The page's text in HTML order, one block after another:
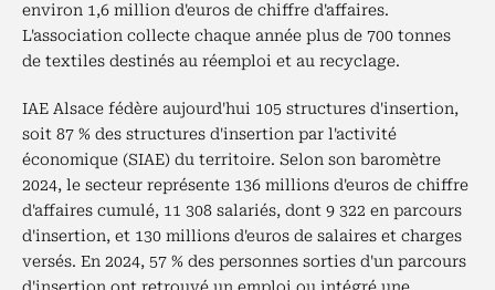
environ 1,6 million d'euros de chiffre d'affaires.
L'association collecte chaque année plus de 700 tonnes
de textiles destinés au réemploi et au recyclage.
IAE Alsace fédère aujourd'hui 105 structures d'insertion,
soit 87 % des structures d'insertion par l'activité
économique (SIAE) du territoire. Selon son baromètre
2024, le secteur représente 136 millions d'euros de chiffre
d'affaires cumulé, 11 308 salariés, dont 9 322 en parcours
d'insertion, et 130 millions d'euros de salaires et charges
versés. En 2024, 57 % des personnes sorties d'un parcours